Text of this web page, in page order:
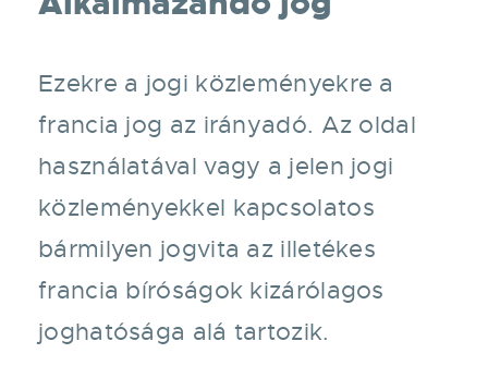
Ezekre a jogi közleményekre a
francia jog az irányadó. Az oldal
használatával vagy a jelen jogi
közleményekkel kapcsolatos
bármilyen jogvita az illetékes
francia bíróságok kizárólagos
joghatósága alá tartozik.